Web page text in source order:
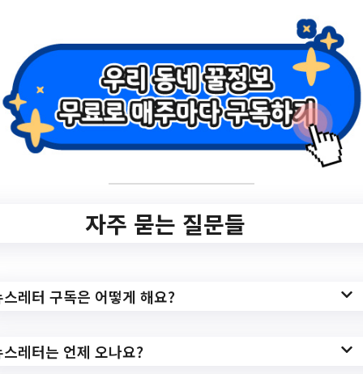
✅ 지원 소식 상세 보기 ▼
https://www.hometip.so/bridge/[1인가구]
부채관리교육 참여자 모집/?
url=https://gwanak.familynet.or.kr/center/la
o?seq=167992
3. [1인가구] 2023 편안
자주 묻는 질문들
스레터 구독은 어떻게 해요?
스레터는 언제 오나요?